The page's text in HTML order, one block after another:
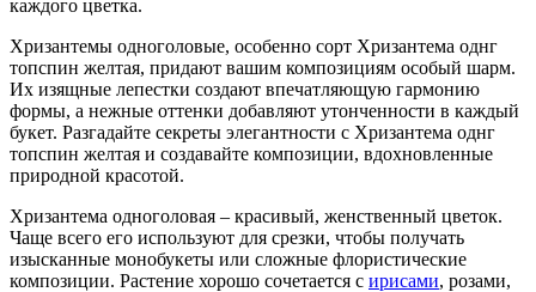
каждого цветка.
Хризантемы одноголовые, особенно сорт Хризантема однг
топспин желтая, придают вашим композициям особый шарм.
Их изящные лепестки создают впечатляющую гармонию
формы, а нежные оттенки добавляют утонченности в каждый
букет. Разгадайте секреты элегантности с Хризантема однг
топспин желтая и создавайте композиции, вдохновленные
природной красотой.
Хризантема одноголовая – красивый, женственный цветок.
Чаще всего его используют для срезки, чтобы получать
изысканные монобукеты или сложные флористические
композиции. Растение хорошо сочетается с ирисами, розами,